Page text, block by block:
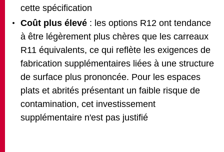
cette spécification
Coût plus élevé : les options R12 ont tendance
à être légèrement plus chères que les carreaux
R11 équivalents, ce qui reflète les exigences de
fabrication supplémentaires liées à une structure
de surface plus prononcée. Pour les espaces
plats et abrités présentant un faible risque de
contamination, cet investissement
supplémentaire n'est pas justifié